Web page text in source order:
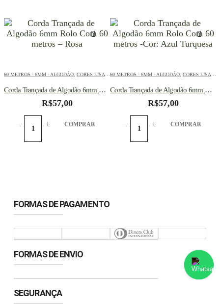
60 METROS - 6MM - ALGODÃO CORES LISAS - 60 METROS - 6MM - ALGODÃO ,PE – 6MM –
Corda Trançada de Algodão 6mm Rolo Com 60 metros – Rosa
R$57,00
COMPRAR
60 METROS - 6MM - ALGODÃO CORES LISAS - 60 METROS - 6MM - ALGODÃO
Corda Trançada de Algodão 6mm Rolo Com 60 metros -Cor: Azul Turquesa
R$57,00
COMPRAR
FORMAS DE PAGAMENTO
FORMAS DE ENVIO
SEGURANÇA
Atendimento